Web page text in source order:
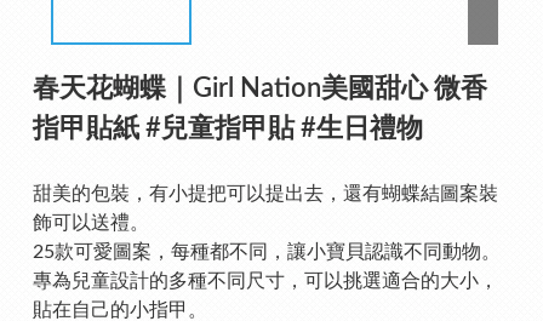
春天花蝴蝶｜Girl Nation美國甜心 微香
指甲貼紙 #兒童指甲貼 #生日禮物
甜美的包裝，有小提把可以提出去，還有蝴蝶結圖案裝
飾可以送禮。
25款可愛圖案，每種都不同，讓小寶貝認識不同動物。
專為兒童設計的多種不同尺寸，可以挑選適合的大小，
貼在自己的小指甲。